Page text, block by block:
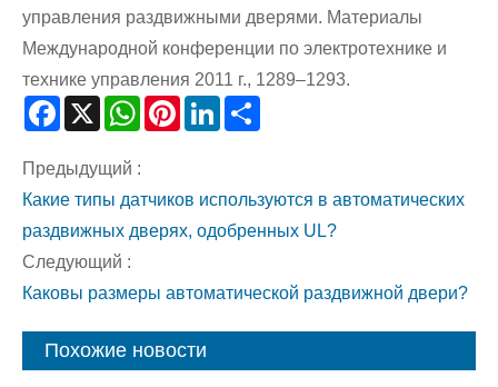
управления раздвижными дверями. Материалы
Международной конференции по электротехнике и
технике управления 2011 г., 1289–1293.
Facebook
X WhatsAppPinterestLinkedIn
Предыдущий :
Какие типы датчиков используются в автоматических
раздвижных дверях, одобренных UL?
Следующий :
Каковы размеры автоматической раздвижной двери?
Похожие новости